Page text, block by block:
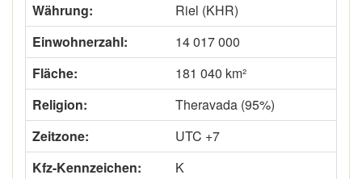
Währung:
Riel (KHR)
Einwohnerzahl:
14 017 000
Fläche:
181 040 km²
Religion:
Theravada (95%)
Zeitzone:
UTC +7
Kfz-Kennzeichen:
K